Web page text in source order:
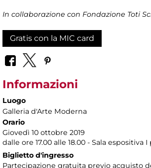
In collaborazione con Fondazione Toti
Gratis con la MIC card
Informazioni
Luogo
Galleria d'Arte Moderna
Orario
Giovedì 10 ottobre 2019
dalle ore 17.00 alle 18.00 - Sala espositiva I
Biglietto d'ingresso
Partecipazione gratuita previo acquisto